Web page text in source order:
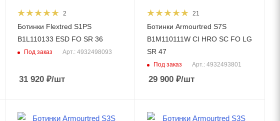
2
Ботинки Flextred S1PS
B1L110133 ESD FO SR 36
Под заказ Арт.: 4932498093
31 920₽/шт
21
Ботинки Armourtred S7S
B1M110111W CI HRO SC FO LG
SR 47
Под заказ Арт.: 4932493801
29 900 ₽/шт